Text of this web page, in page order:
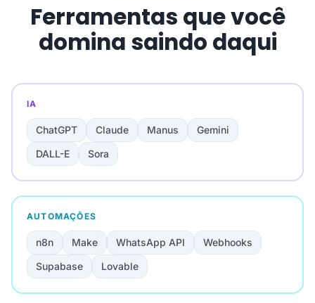
Ferramentas que você
domina saindo daqui
IA
ChatGPT Claude Manus
Gemini
DALL-E
Sora
AUTOMAÇÕES
n8n Make WhatsApp API
Webhooks
Supabase
Lovable